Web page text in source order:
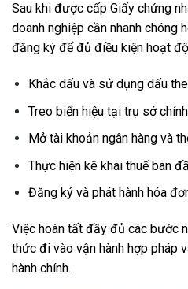
Sau khi được cấp Giấy chứng
doanh nghiệp cần nhanh chóng
đăng ký để đủ điều kiện hoạt
Khắc dấu và sử dụng dấu
Treo biển hiệu tại trụ sở
Mở tài khoản ngân hàng và
Thực hiện kê khai thuế ban
Đăng ký và phát hành hóa
Việc hoàn tất đầy đủ các bước
thức đi vào vận hành hợp pháp
hành chính.